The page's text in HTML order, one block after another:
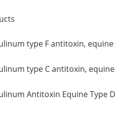
type F antitoxin, equine
type C antitoxin,
Antitoxin Equine Type D